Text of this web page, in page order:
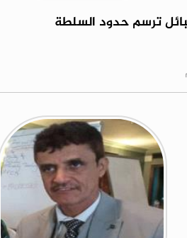
ترسم حدود السلطة